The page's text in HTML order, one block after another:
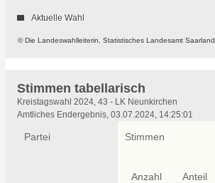
© Die Landeswahlleiterin, Statistisches Landesamt Saarland
Aktuelle Wahl
Stimmen tabellarisch
Stimmen
tabellarisch
Kreistagswahl 2024, 43 - LK Neunkirchen
Amtliches Endergebnis, 03.07.2024, 14:25:01
Partei Stimmen
Anzahl Anteil